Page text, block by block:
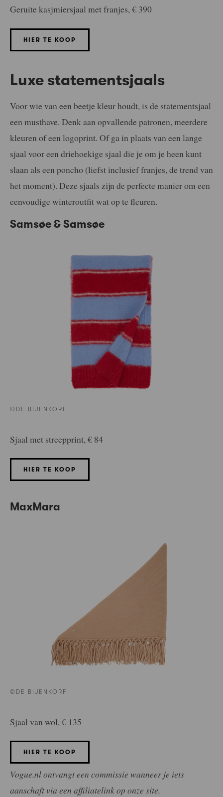
Geruite kasjmiersjaal met franjes, € 390
HIER TE KOOP
Luxe statementsjaals
Voor wie van een beetje kleur houdt, is de statementsjaal
een musthave. Denk aan opvallende patronen, meerdere
kleuren of een logoprint. Of ga in plaats van een lange
sjaal voor een driehoekige sjaal die je om je heen kunt
slaan als een poncho (liefst inclusief franjes, de trend van
het moment). Deze sjaals zijn de perfecte manier om een
eenvoudige winteroutfit wat op te fleuren.
Samsøe & Samsøe
©DE BIJENKORF
Sjaal met streepprint, € 84
HIER TE KOOP
MaxMara
©DE BIJENKORF
Sjaal van wol, € 135
HIER TE KOOP
Vogue.nl ontvangt een commissie wanneer je iets
aanschaft via een affiliatelink op onze site.